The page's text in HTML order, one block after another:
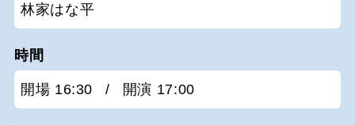
林家はな平
時間
開場 16:30 / 開演 17:00